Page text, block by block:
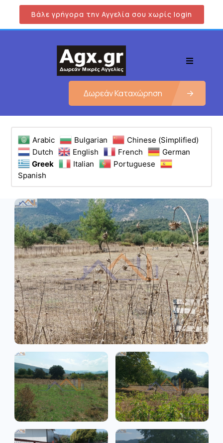
Βάλε γρήγορα την Αγγελία σου χωρίς login
Δωρεάν Καταχώρηση
Arabic Bulgarian
Chinese (Simplified)
Dutch
English French
German
Greek
Italian
Portuguese
Spanish